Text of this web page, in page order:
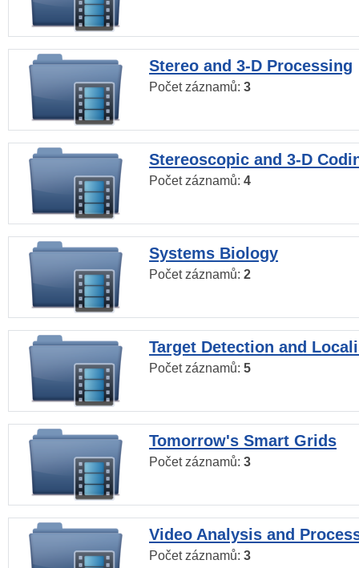
Stereo and 3-D Processing
Počet záznamů: 3
Stereoscopic and 3-D
Počet záznamů: 4
Systems Biology
Počet záznamů: 2
Target Detection and
Počet záznamů: 5
Tomorrow's Smart Grids
Počet záznamů: 3
Video Analysis and
Počet záznamů: 3